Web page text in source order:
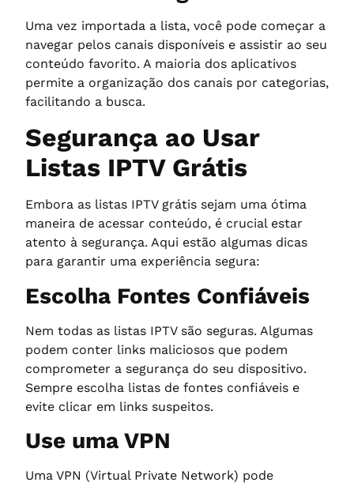
Uma vez importada a lista, você pode começar a
navegar pelos canais disponíveis e assistir ao seu
conteúdo favorito. A maioria dos aplicativos
permite a organização dos canais por categorias,
facilitando a busca.
Segurança ao Usar
Listas IPTV Grátis
Embora as listas IPTV grátis sejam uma ótima
maneira de acessar conteúdo, é crucial estar
atento à segurança. Aqui estão algumas dicas
para garantir uma experiência segura:
Escolha Fontes Confiáveis
Nem todas as listas IPTV são seguras. Algumas
podem conter links maliciosos que podem
comprometer a segurança do seu dispositivo.
Sempre escolha listas de fontes confiáveis e
evite clicar em links suspeitos.
Use uma VPN
Uma VPN (Virtual Private Network) pode